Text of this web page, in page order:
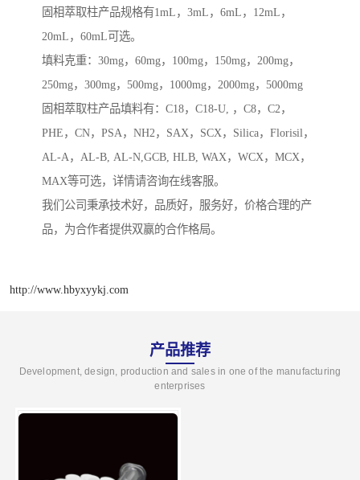
固相萃取柱产品规格有1mL，3mL，6mL，12mL，
20mL，60mL可选。
填料克重：30mg，60mg，100mg，150mg，200mg，
250mg，300mg，500mg，1000mg，2000mg，5000mg
固相萃取柱产品填料有：C18，C18-U, ，C8，C2，
PHE，CN，PSA，NH2，SAX，SCX，Silica，Florisil，
AL-A，AL-B, AL-N,GCB, HLB, WAX，WCX，MCX，
MAX等可选，详情请咨询在线客服。
我们公司秉承技术好，品质好，服务好，价格合理的产
品，为合作者提供双赢的合作格局。
http://www.hbyxyykj.com
产品推荐
Development, design, production and sales in one of the manufacturing
enterprises